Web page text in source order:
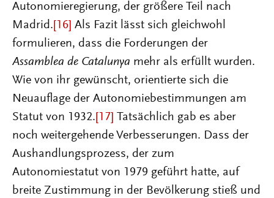
Autonomieregierung, der größere Teil nach
Madrid. [16] Als Fazit lässt sich gleichwohl
formulieren, dass die Forderungen der
Assamblea de Catalunya mehr als erfüllt wurden.
Wie von ihr gewünscht, orientierte sich die
Neuauflage der Autonomiebestimmungen am
Statut von 1932. [17]
Tatsächlich gab es aber
noch weitergehende Verbesserungen. Dass der
Aushandlungsprozess, der zum
Autonomiestatut von 1979 geführt hatte, auf
breite Zustimmung in der Bevölkerung stieß und